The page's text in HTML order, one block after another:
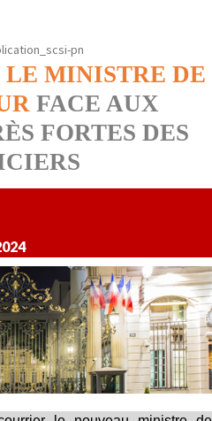
pn
LE MINISTRE DE
FACE AUX
FORTES DES
pn.fr